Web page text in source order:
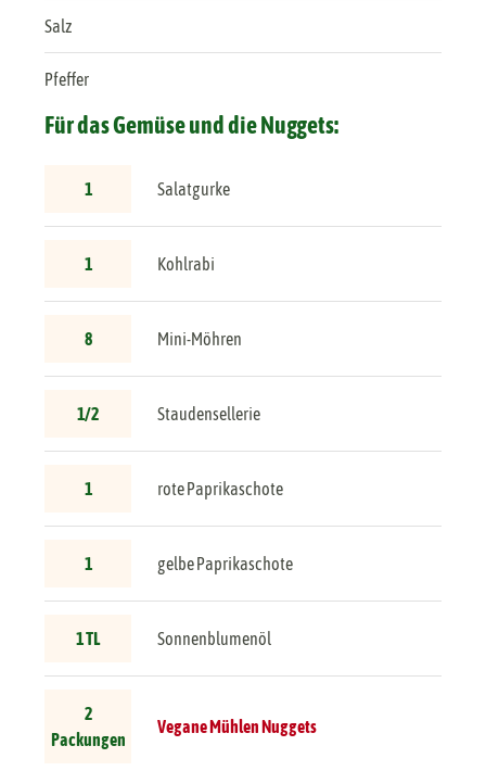
Salz
Pfeffer
Für das Gemüse und die Nuggets:
1 Salatgurke
1 Kohlrabi
8 Mini-Möhren
1/2 Staudensellerie
1 rote Paprikaschote
1 gelbe Paprikaschote
1 TL Sonnenblumenöl
2
Packungen
Vegane Mühlen Nuggets